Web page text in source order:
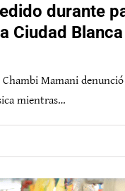
durante
Ciudad
Mamani
mientras…